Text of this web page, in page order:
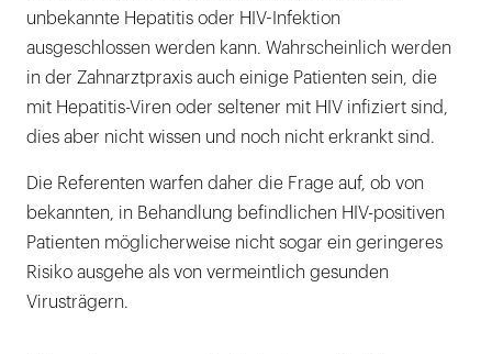
unbekannte Hepatitis oder HIV-Infektion
ausgeschlossen werden kann. Wahrscheinlich werden
in der Zahnarztpraxis auch einige Patienten sein, die
mit Hepatitis-Viren oder seltener mit HIV infiziert sind,
dies aber nicht wissen und noch nicht erkrankt sind.
Die Referenten warfen daher die Frage auf, ob von
bekannten, in Behandlung befindlichen HIV-positiven
Patienten möglicherweise nicht sogar ein geringeres
Risiko ausgehe als von vermeintlich gesunden
Virusträgern.